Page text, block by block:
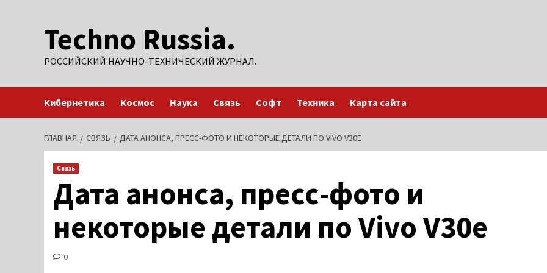
содержимомуTechno Russia.
РОССИЙСКИЙ НАУЧНО-ТЕХНИЧЕСКИЙ ЖУРНАЛ.
Кибернетика Космос Наука Связь Софт Техника Карта сайта
ГЛАВНАЯ СВЯЗЬ ДАТА АНОНСА, ПРЕСС-ФОТО И НЕКОТОРЫЕ ДЕТАЛИ ПО VIVO V30E
Связь
Дата анонса, пресс-фото и
некоторые детали по Vivo V30e
0